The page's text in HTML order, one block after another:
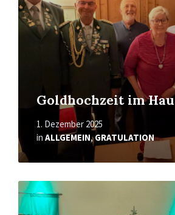
Goldhochzeit im
1. Dezember 2025
in ALLGEMEIN,GRATULATION
Mehr
erfahren